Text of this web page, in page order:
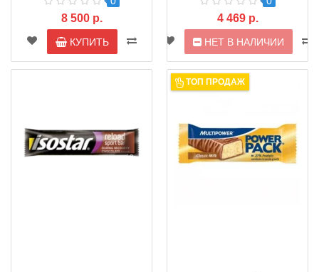
8 500 р.
КУПИТЬ
4 469 р.
НЕТ В НАЛИЧИИ
ТОП ПРОДАЖ